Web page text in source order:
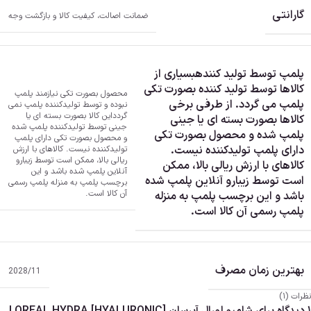
هیالورونیک اسید به دلیل ویژگی‌های خاص خود، به عنوان یک گزینه عالی در مراقبت از مو
مطرح شده است. این ماده به ویژه برای افرادی که از ریزش مو رنج می‌برند، موثر است زیرا
می‌تواند با کاهش التهاب در پوست سر، به کاهش ریزش مو کمک کند.
بلکه می‌تواند به تنفس بهتر پوست و مو نیز کمک کند. محصولات حاوی هیالورونیک اسید
می‌توانند به عنوان یک راه حل مؤثر در روتین روزانه مراقبت از مو شما مورد استفاده قرار گیرند
ترکیبات کلیدی و خواص آن‌ها:
آب جذب کند. در این شامپو، هیالورونیک
را در آن قفل می‌کند و از تبخیر آن جلوگیری
می‌نماید. نتیجه، موهایی به شدت آبرسانی
گارانتی ضمانت اصالت، کیفیت کالا و بازگشت وجه
پلمپ توسط تولید کنندهبسیاری از
کالاها توسط تولید کننده بصورت تکی
پلمپ می گردد. از طرفی برخی
کالاها بصورت بسته ای یا جینی
پلمپ شده و محصول بصورت تکی
دارای پلمپ تولیدکننده نیست.
کالاهای با ارزش ریالی بالا، ممکن
است توسط زیبارو آنلاین پلمپ شده
باشد و این برچسب پلمپ به منزله
پلمپ رسمی آن کالا است.
محصول بصورت تکی نیازمند پلمپ
نبوده و توسط تولیدکننده پلمپ نمی
گردداین کالا بصورت بسته ای یا
جینی توسط تولیدکننده پلمپ شده
و محصول بصورت تکی دارای پلمپ
تولیدکننده نیست. کالاهای با ارزش
ریالی بالا، ممکن است توسط زیبارو
آنلاین پلمپ شده باشد و این
برچسب پلمپ به منزله پلمپ رسمی
آن کالا است.
بهترین زمان مصرف 2028/11
نظرات (1)